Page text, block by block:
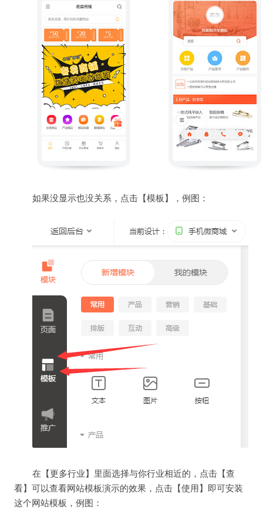
如果没显示也没关系，点击【模板】，例图：
在【更多行业】里面选择与你行业相近的，点击【查
看】可以查看网站模板演示的效果，点击【使用】即可安装
这个网站模板，例图：